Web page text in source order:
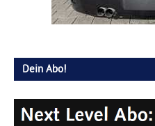
Dein Abo!